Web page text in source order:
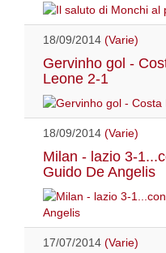
18/09/2014 (Varie)
Gervinho gol -
Leone 2-1
18/09/2014 (Varie)
Milan - lazio 3-
Guido De Angelis
17/07/2014 (Varie)